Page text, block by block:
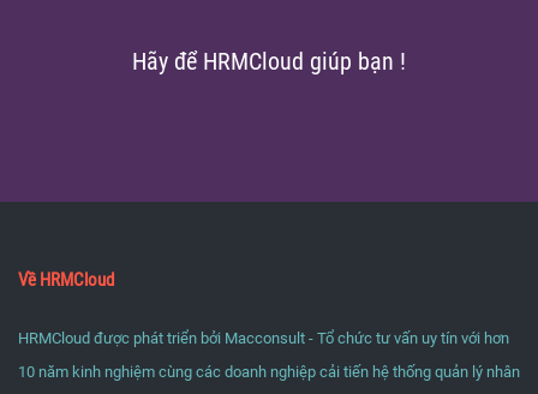
Hãy để HRMCloud giúp bạn !
Về HRMCloud
HRMCloud được phát triển bởi Macconsult - Tổ chức tư vấn uy tín với hơn
10 năm kinh nghiệm cùng các doanh nghiệp cải tiến hệ thống quản lý nhân